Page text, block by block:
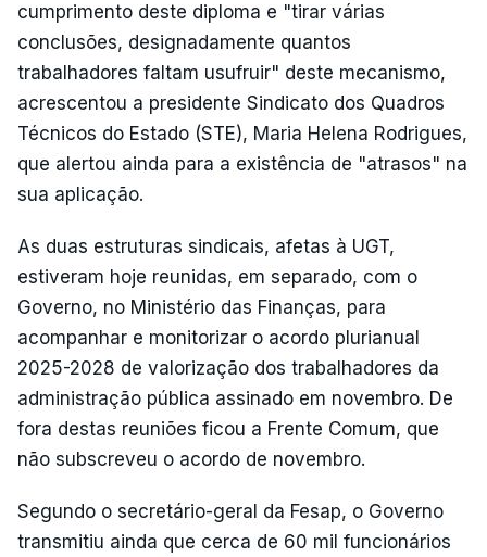
cumprimento deste diploma e "tirar várias
conclusões, designadamente quantos
trabalhadores faltam usufruir" deste mecanismo,
acrescentou a presidente Sindicato dos Quadros
Técnicos do Estado (STE), Maria Helena Rodrigues,
que alertou ainda para a existência de "atrasos" na
sua aplicação.
As duas estruturas sindicais, afetas à UGT,
estiveram hoje reunidas, em separado, com o
Governo, no Ministério das Finanças, para
acompanhar e monitorizar o acordo plurianual
2025-2028 de valorização dos trabalhadores da
administração pública assinado em novembro. De
fora destas reuniões ficou a Frente Comum, que
não subscreveu o acordo de novembro.
Segundo o secretário-geral da Fesap, o Governo
transmitiu ainda que cerca de 60 mil funcionários